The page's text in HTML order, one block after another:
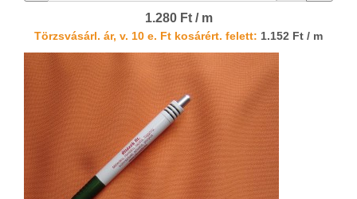
1.280 Ft / m
Törzsvásárl. ár, v. 10 e. Ft kosárért. felett: 1.152 Ft / m